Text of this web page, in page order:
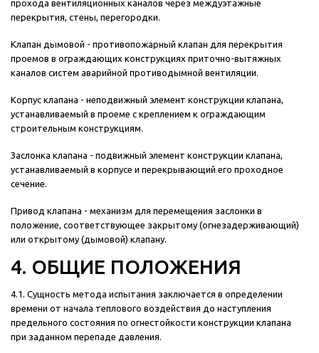
прохода вентиляционных каналов через междуэтажные
перекрытия, стены, перегородки.
Клапан дымовой - противопожарный клапан для перекрытия
проемов в ограждающих конструкциях приточно-вытяжных
каналов систем аварийной противодымной вентиляции.
Корпус клапана - неподвижный элемент конструкции клапана,
устанавливаемый в проеме с креплением к ограждающим
строительным конструкциям.
Заслонка клапана - подвижный элемент конструкции клапана,
устанавливаемый в корпусе и перекрывающий его проходное
сечение.
Привод клапана - механизм для перемещения заслонки в
положение, соответствующее закрытому (огнезадерживающий)
или открытому (дымовой) клапану.
4. ОБЩИЕ ПОЛОЖЕНИЯ
4.1. Сущность метода испытания заключается в определении
времени от начала теплового воздействия до наступления
предельного состояния по огнестойкости конструкции клапана
при заданном перепаде давления.